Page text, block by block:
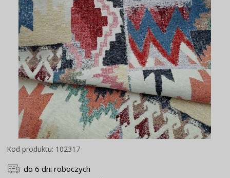
Kod produktu: 102317
do 6 dni roboczych